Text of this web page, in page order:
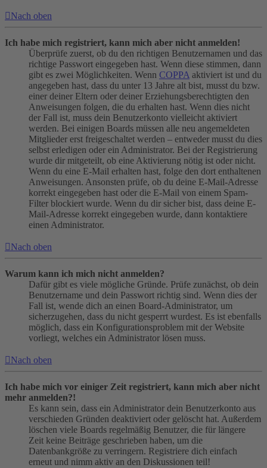
Nach oben
Ich habe mich registriert, kann mich aber nicht anmelden!
Überprüfe zuerst, ob du den richtigen Benutzernamen und das
richtige Passwort eingegeben hast. Wenn diese stimmen, dann
gibt es zwei Möglichkeiten. Wenn COPPA aktiviert ist und du
angegeben hast, dass du unter 13 Jahre alt bist, musst du bzw.
einer deiner Eltern oder deiner Erziehungsberechtigten den
Anweisungen folgen, die du erhalten hast. Wenn dies nicht
der Fall ist, muss dein Benutzerkonto vielleicht aktiviert
werden. Bei einigen Boards müssen alle neu angemeldeten
Mitglieder erst freigeschaltet werden – entweder musst du dies
selbst erledigen oder ein Administrator. Bei der Registrierung
wurde dir mitgeteilt, ob eine Aktivierung nötig ist oder nicht.
Wenn du eine E-Mail erhalten hast, folge den dort enthaltenen
Anweisungen. Ansonsten prüfe, ob du deine E-Mail-Adresse
korrekt eingegeben hast oder die E-Mail von einem Spam-
Filter blockiert wurde. Wenn du dir sicher bist, dass deine E-
Mail-Adresse korrekt eingegeben wurde, dann kontaktiere
einen Administrator.
Nach oben
Warum kann ich mich nicht anmelden?
Dafür gibt es viele mögliche Gründe. Prüfe zunächst, ob dein
Benutzername und dein Passwort richtig sind. Wenn dies der
Fall ist, wende dich an einen Board-Administrator, um
sicherzugehen, dass du nicht gesperrt wurdest. Es ist ebenfalls
möglich, dass ein Konfigurationsproblem mit der Website
vorliegt, welches ein Administrator lösen muss.
Nach oben
Ich habe mich vor einiger Zeit registriert, kann mich aber nicht
mehr anmelden?!
Es kann sein, dass ein Administrator dein Benutzerkonto aus
verschieden Gründen deaktiviert oder gelöscht hat. Außerdem
löschen viele Boards regelmäßig Benutzer, die für längere
Zeit keine Beiträge geschrieben haben, um die
Datenbankgröße zu verringern. Registriere dich einfach
erneut und nimm aktiv an den Diskussionen teil!